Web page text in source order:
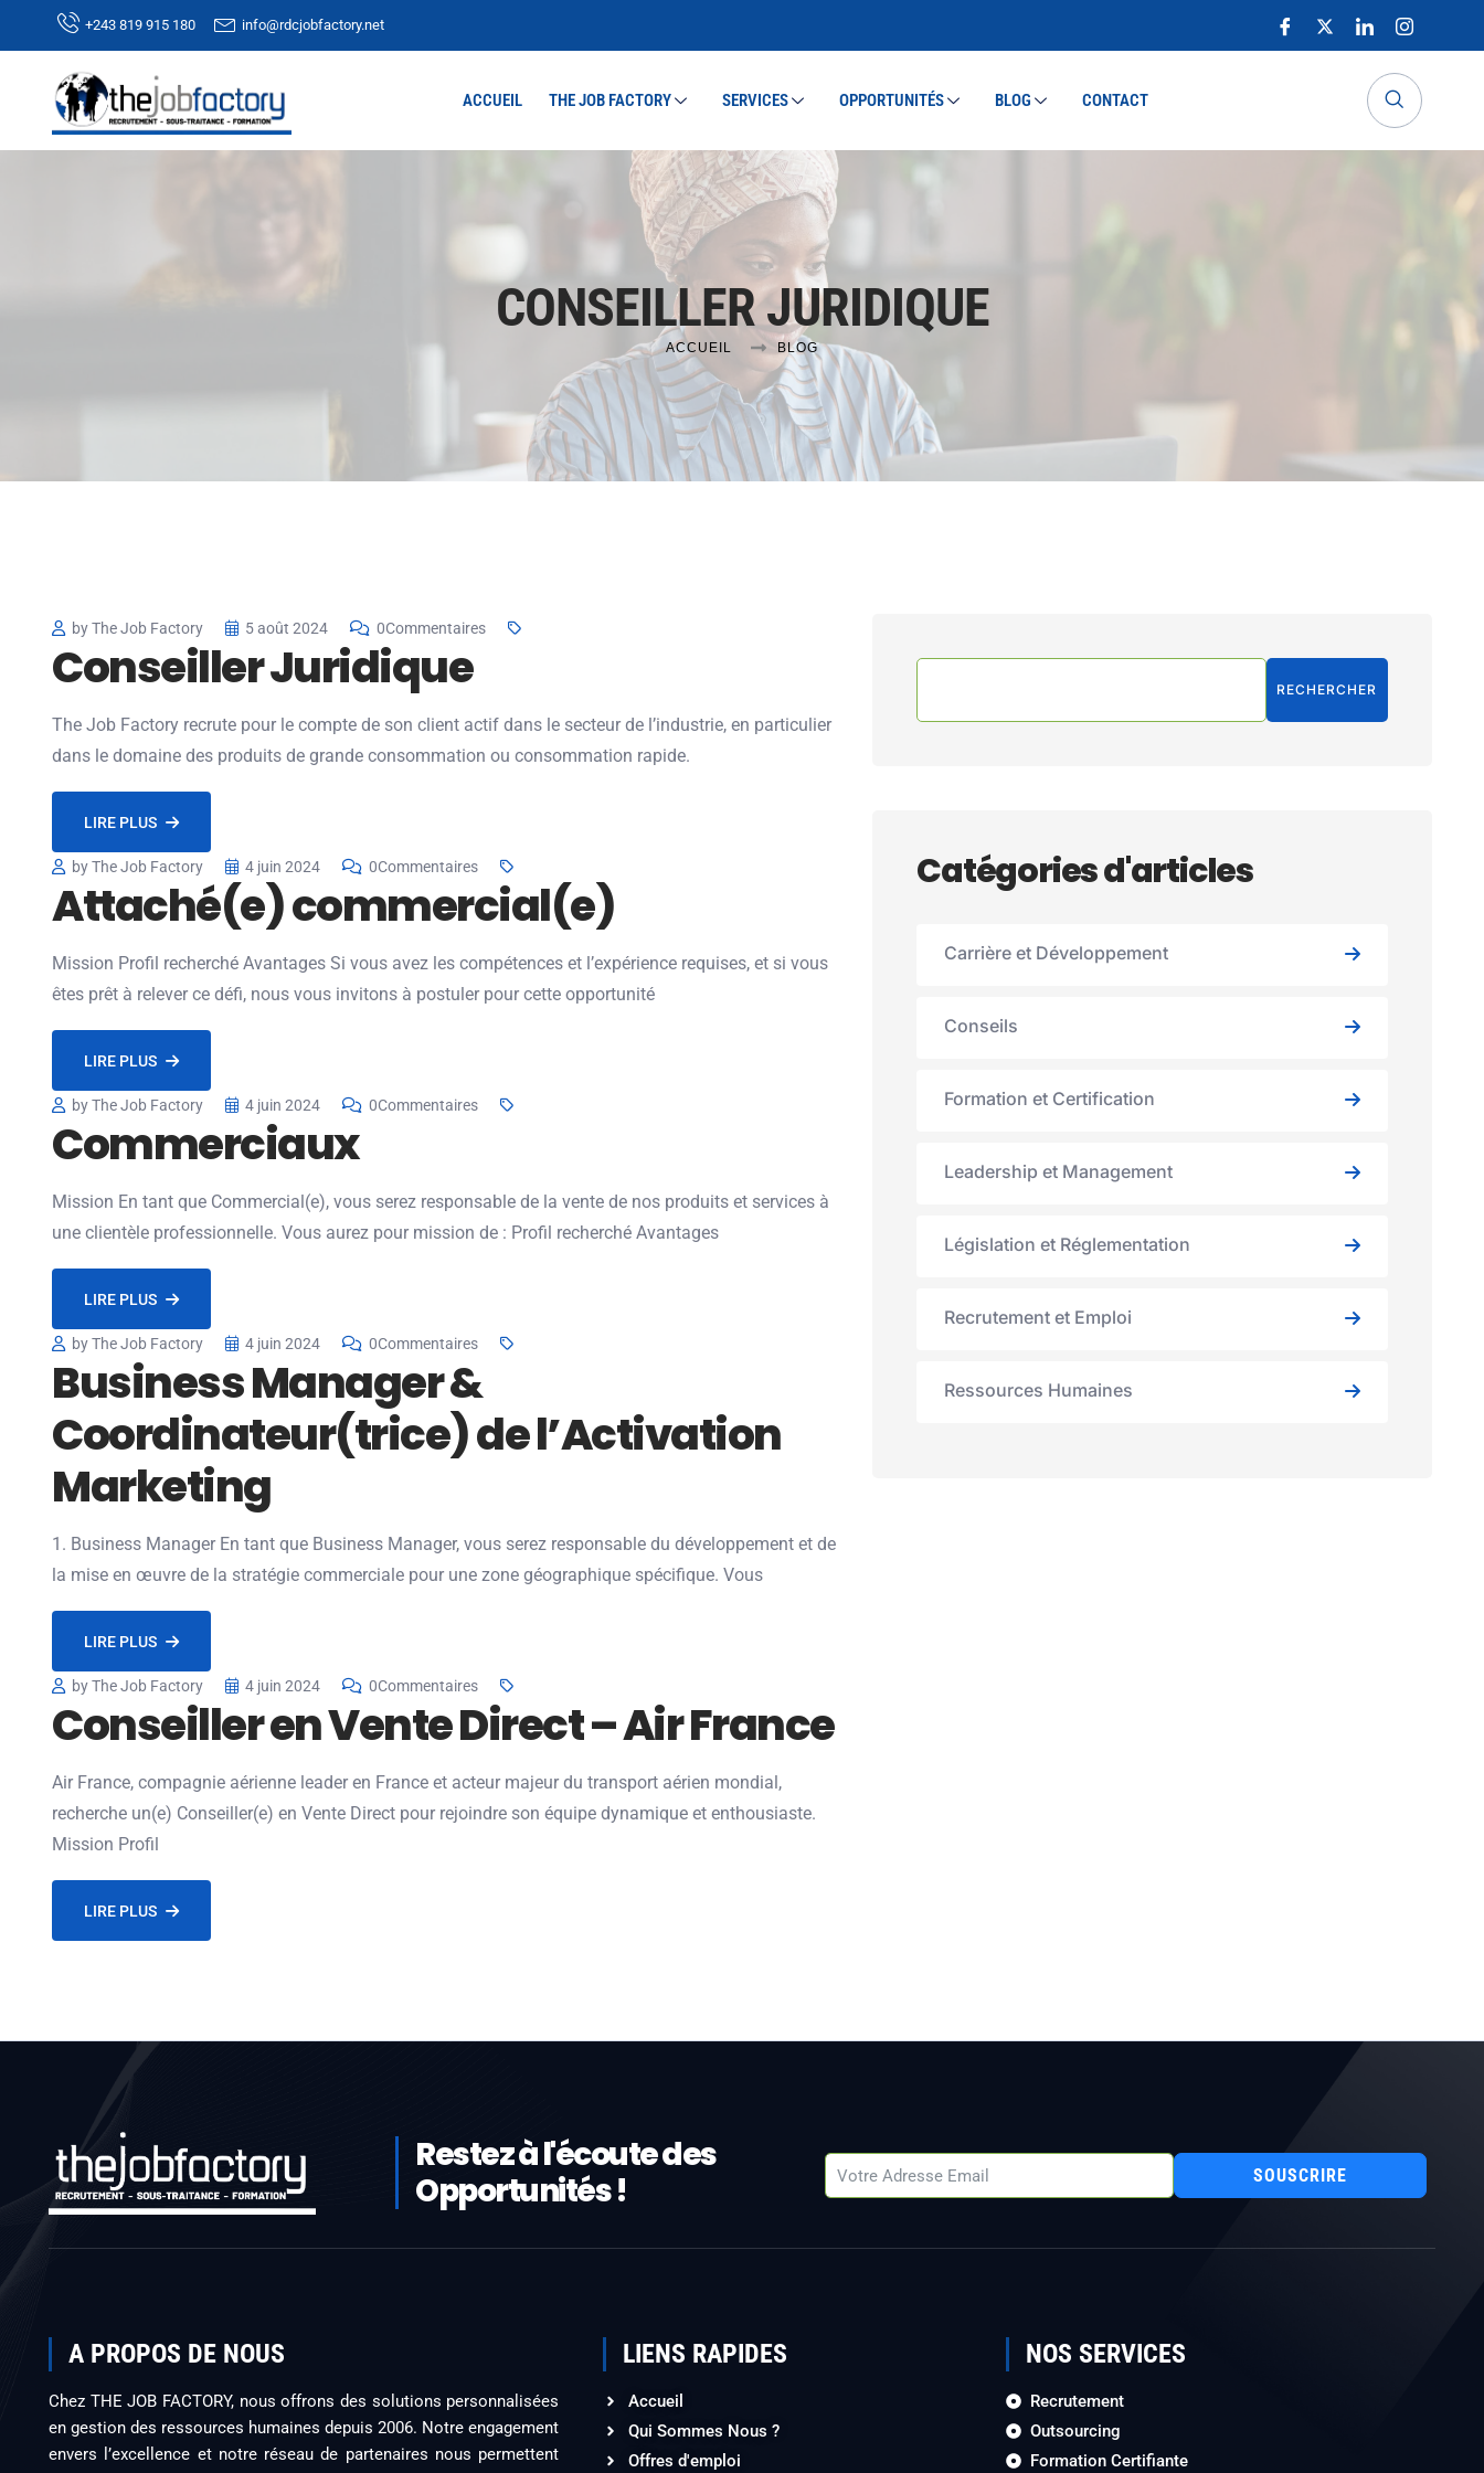
+243 819 915 180 info@rdcjobfactory.net
ACCUEIL THE JOB FACTORY SERVICES OPPORTUNITÉS BLOG CONTACT
CONSEILLER JURIDIQUE
ACCUEIL BLOG
by The Job Factory 5 août 2024 0Commentaires
Conseiller Juridique
The Job Factory recrute pour le compte de son client actif dans le secteur de l’industrie, en particulier
dans le domaine des produits de grande consommation ou consommation rapide.
LIRE PLUS
by The Job Factory 4 juin 2024 0Commentaires
Attaché(e) commercial(e)
Mission Profil recherché Avantages Si vous avez les compétences et l’expérience requises, et si vous
êtes prêt à relever ce défi, nous vous invitons à postuler pour cette opportunité
LIRE PLUS
by The Job Factory 4 juin 2024 0Commentaires
Commerciaux
Mission En tant que Commercial(e), vous serez responsable de la vente de nos produits et services à
une clientèle professionnelle. Vous aurez pour mission de : Profil recherché Avantages
LIRE PLUS
by The Job Factory 4 juin 2024 0Commentaires
Business Manager &
Coordinateur(trice) de l’Activation
Marketing
1. Business Manager En tant que Business Manager, vous serez responsable du développement et de
la mise en œuvre de la stratégie commerciale pour une zone géographique spécifique. Vous
LIRE PLUS
by The Job Factory 4 juin 2024 0Commentaires
Conseiller en Vente Direct – Air France
Air France, compagnie aérienne leader en France et acteur majeur du transport aérien mondial,
recherche un(e) Conseiller(e) en Vente Direct pour rejoindre son équipe dynamique et enthousiaste.
Mission Profil
LIRE PLUS
RECHERCHER
Catégories d'articles
Carrière et Développement
Conseils
Formation et Certification
Leadership et Management
Législation et Réglementation
Recrutement et Emploi
Ressources Humaines
Restez à l'écoute des
Opportunités !
SOUSCRIRE
A PROPOS DE NOUS
Chez THE JOB FACTORY, nous offrons des solutions personnalisées
en gestion des ressources humaines depuis 2006. Notre engagement
envers l’excellence et notre réseau de partenaires nous permettent
LIENS RAPIDES
Accueil
Qui Sommes Nous ?
Offres d'emploi
NOS SERVICES
Recrutement
Outsourcing
Formation Certifiante